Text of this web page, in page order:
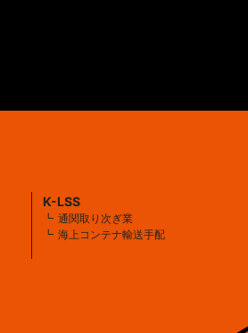
K-LSS
通関取り次ぎ業
海上コンテナ輸送手配